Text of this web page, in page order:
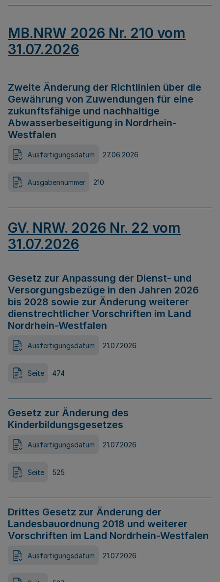
MB.NRW 2026 Nr. 210 vom
31.07.2026
Zweite Änderung der Richtlinien über die
Gewährung von Zuwendungen für eine
zukunftsfähige und nachhaltige
Abwasserbeseitigung in Nordrhein-
Westfalen
Ausfertigungsdatum 27.06.2026
Ausgabennummer 210
GV. NRW. 2026 Nr. 22 vom
31.07.2026
Gesetz zur Anpassung der Dienst- und
Versorgungsbezüge in den Jahren 2026
bis 2028 sowie zur Änderung weiterer
dienstrechtlicher Vorschriften im Land
Nordrhein-Westfalen
Ausfertigungsdatum 21.07.2026
Seite 474
Gesetz zur Änderung des
Kinderbildungsgesetzes
Ausfertigungsdatum 21.07.2026
Seite 525
Drittes Gesetz zur Änderung der
Landesbauordnung 2018 und weiterer
Vorschriften im Land Nordrhein-Westfalen
Ausfertigungsdatum 21.07.2026